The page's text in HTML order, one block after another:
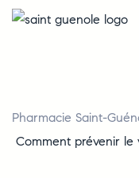
Pharmacie Saint-
Comment prévenir le